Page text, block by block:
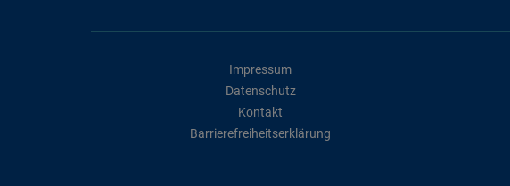
Impressum
Datenschutz
Kontakt
Barrierefreiheitserklärung